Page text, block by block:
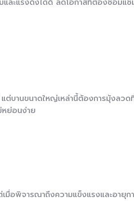
ละแรงดึงได้ดี ลดโอกาสที่ต้องซ่อมแ
ต่บานขนาดใหญ่เหล่านี้ต้องการมุ้งลวด
หย่อนง่าย
มื่อพิจารณาถึงความแข็งแรงและอายุก